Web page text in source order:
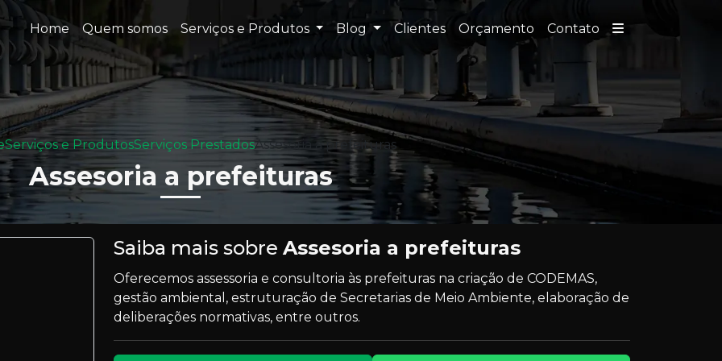
Home Quem somos Serviços e Produtos Blog Clientes Orçamento Contato
Serviços e ProdutosServiços PrestadosAssesoria a prefeituras
Assesoria a prefeituras
Saiba mais sobre Assesoria a prefeituras
Oferecemos assessoria e consultoria às prefeituras na criação de CODEMAS,
gestão ambiental, estruturação de Secretarias de Meio Ambiente, elaboração de
deliberações normativas, entre outros.